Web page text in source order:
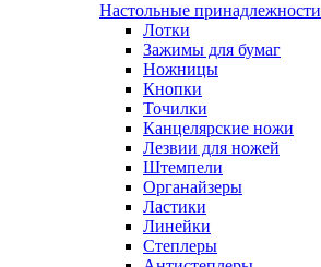
Настольные принадлежности
Лотки
Зажимы для бумаг
Ножницы
Кнопки
Точилки
Канцелярские ножи
Лезвии для ножей
Штемпели
Органайзеры
Ластики
Линейки
Степлеры